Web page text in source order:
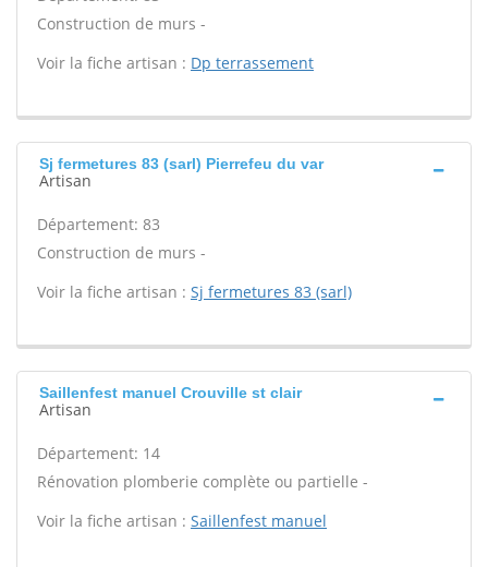
Construction de murs -
Voir la fiche artisan : Dp terrassement
Sj fermetures 83 (sarl) Pierrefeu du var
Artisan
Département: 83
Construction de murs -
Voir la fiche artisan : Sj fermetures 83 (sarl)
Saillenfest manuel Crouville st clair
Artisan
Département: 14
Rénovation plomberie complète ou partielle -
Voir la fiche artisan : Saillenfest manuel